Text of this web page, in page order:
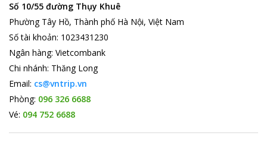
Số 10/55 đường Thụy Khuê
Phường Tây Hồ, Thành phố Hà Nội, Việt Nam
Số tài khoản: 1023431230
Ngân hàng: Vietcombank
Chi nhánh: Thăng Long
Email: cs@vntrip.vn
Phòng: 096 326 6688
Vé: 094 752 6688